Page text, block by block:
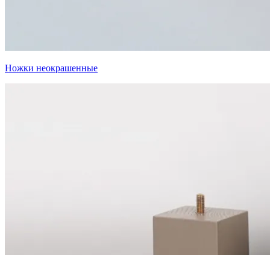
Ножки неокрашенные